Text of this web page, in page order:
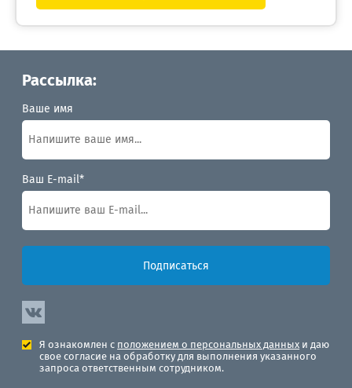
Рассылка:
Ваше имя
Ваш E-mail*
Подписаться
Я ознакомлен с положением о персональных данных и даю
свое согласие на обработку для выполнения указанного
запроса ответственным сотрудником.